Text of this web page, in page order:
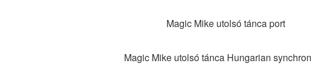
Magic Mike utolsó tánca port
Magic Mike utolsó tánca Hungarian